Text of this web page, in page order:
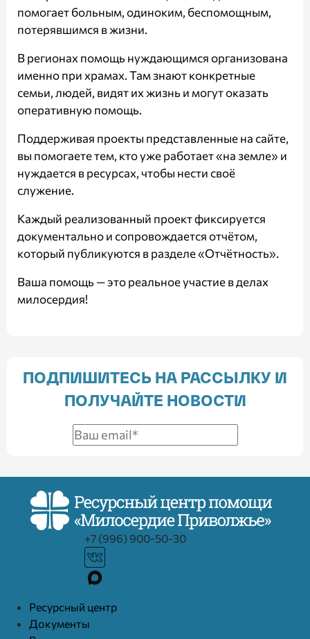
помогает больным, одиноким, беспомощным,
потерявшимся в жизни.
В регионах помощь нуждающимся организована
именно при храмах. Там знают конкретные
семьи, людей, видят их жизнь и могут оказать
оперативную помощь.
Поддерживая проекты представленные на сайте,
вы помогаете тем, кто уже работает «на земле» и
нуждается в ресурсах, чтобы нести своё
служение.
Каждый реализованный проект фиксируется
документально и сопровождается отчётом,
который публикуются в разделе«Отчётность».
Ваша помощь — это реальное участие в делах
милосердия!
ПОДПИШИТЕСЬ НА РАССЫЛКУ И
ПОЛУЧАЙТЕ НОВОСТИ
+7 (996) 900-50-30
Ресурcный центр
Документы